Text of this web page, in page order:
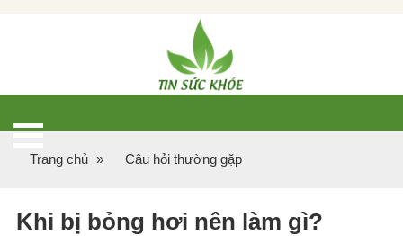
Trang chủ » Câu hỏi thường gặp
Khi bị bỏng hơi nên làm gì?